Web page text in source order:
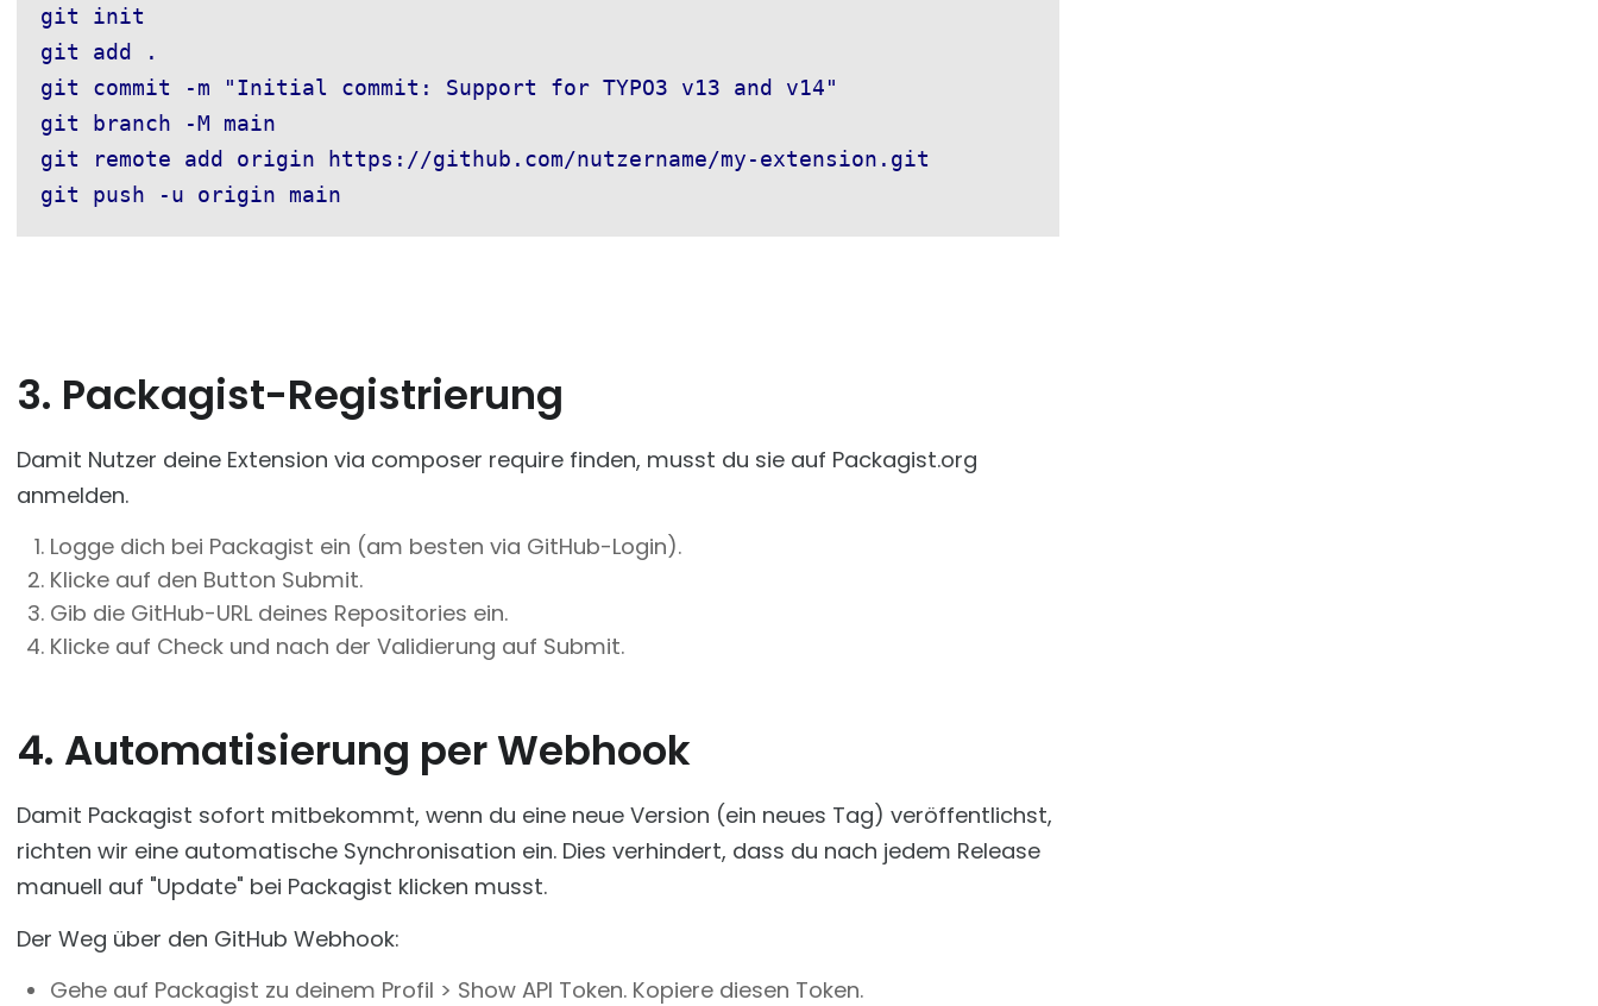
git init
git add .
git commit -m "Initial commit: Support for TYPO3 v13 and v14"
git branch -M main
git remote add origin https://github.com/nutzername/my-extension.git
3. Packagist-Registrierung
Damit Nutzer deine Extension via composer require finden, musst du sie auf Packagist.org
anmelden.
Logge dich bei Packagist ein (am besten via GitHub-Login).
Klicke auf den Button Submit.
Gib die GitHub-URL deines Repositories ein.
Klicke auf Check und nach der Validierung auf Submit.
4. Automatisierung per Webhook
Damit Packagist sofort mitbekommt, wenn du eine neue Version (ein neues Tag) veröffentlichst,
richten wir eine automatische Synchronisation ein. Dies verhindert, dass du nach jedem Release
manuell auf "Update" bei Packagist klicken musst.
Der Weg über den GitHub Webhook:
Gehe auf Packagist zu deinem Profil > Show API Token. Kopiere diesen Token.